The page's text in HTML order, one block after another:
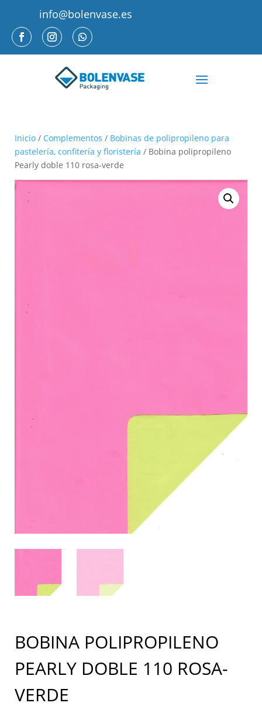
info@bolenvase.es
Inicio / Complementos / Bobinas de polipropileno para
pastelería, confitería y floristería / Bobina polipropileno
Pearly doble 110 rosa-verde
BOBINA POLIPROPILENO
PEARLY DOBLE 110 ROSA-
VERDE